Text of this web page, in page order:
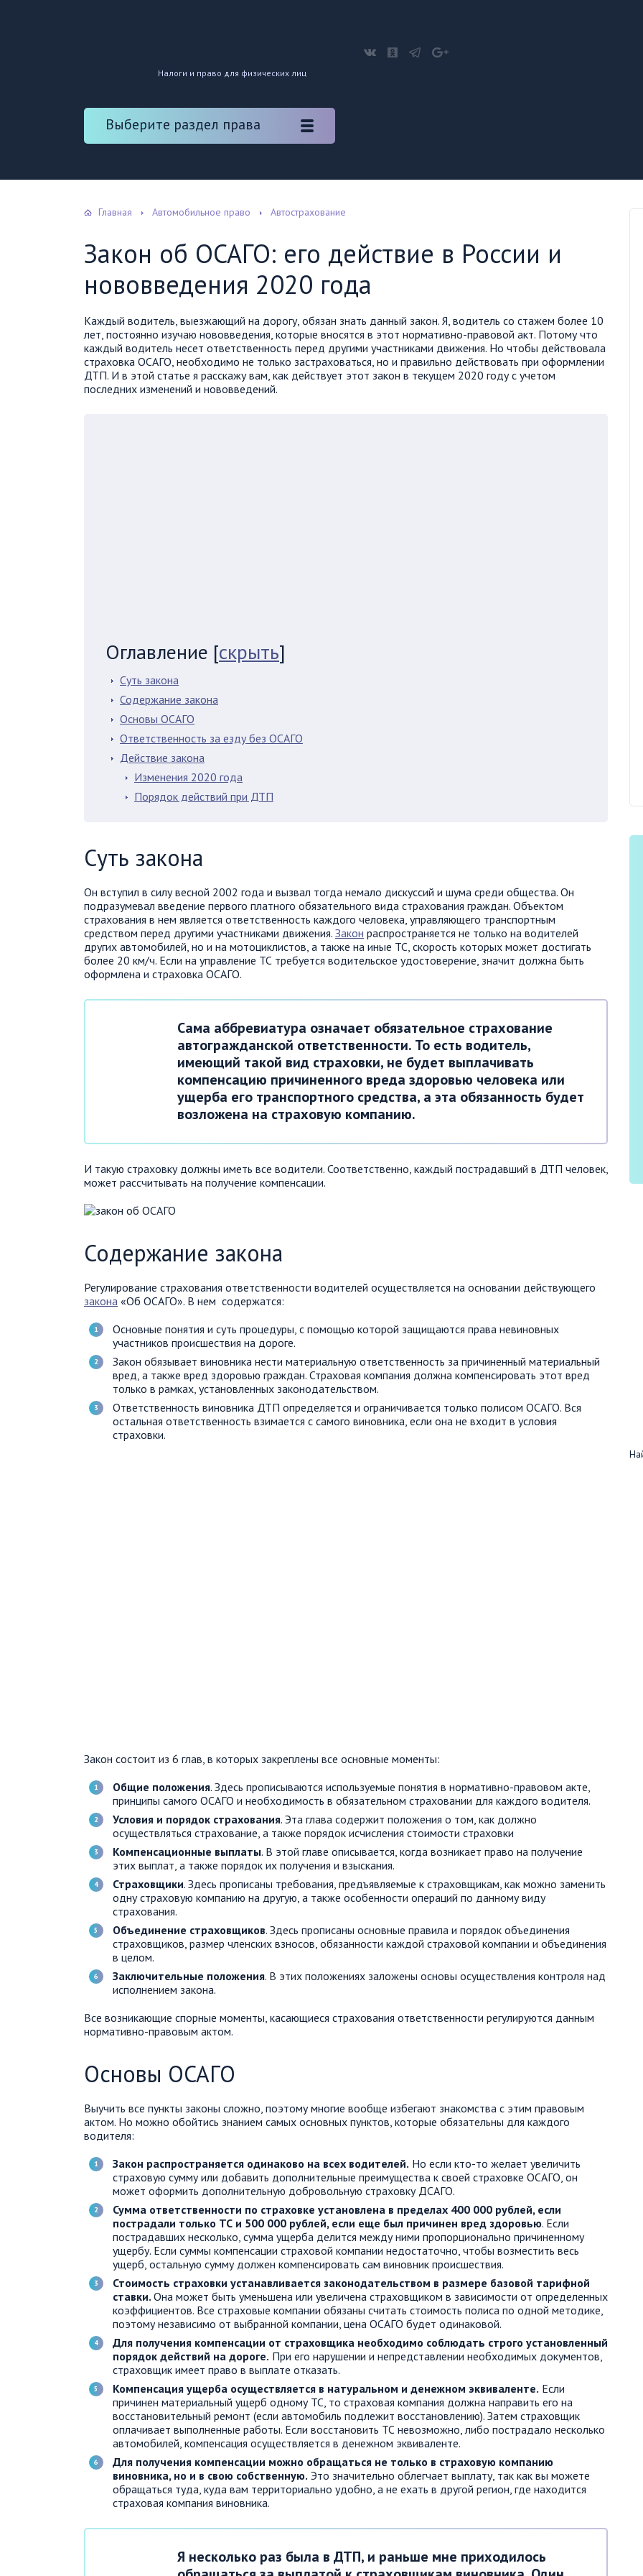
Налоги и право для физических лиц
Выберите раздел права
Главная Автомобильное право Автострахование
Закон об ОСАГО: его действие в России и
нововведения 2020 года
Каждый водитель, выезжающий на дорогу, обязан знать данный закон. Я, водитель со стажем более 10
лет, постоянно изучаю нововведения, которые вносятся в этот нормативно-правовой акт. Потому что
каждый водитель несет ответственность перед другими участниками движения. Но чтобы действовала
страховка ОСАГО, необходимо не только застраховаться, но и правильно действовать при оформлении
ДТП. И в этой статье я расскажу вам, как действует этот закон в текущем 2020 году с учетом
последних изменений и нововведений.
Оглавление [скрыть]
Суть закона
Содержание закона
Основы ОСАГО
Ответственность за езду без ОСАГО
Действие закона
Изменения 2020 года
Порядок действий при ДТП
Суть закона
Он вступил в силу весной 2002 года и вызвал тогда немало дискуссий и шума среди общества. Он
подразумевал введение первого платного обязательного вида страхования граждан. Объектом
страхования в нем является ответственность каждого человека, управляющего транспортным
средством перед другими участниками движения. Закон распространяется не только на водителей
других автомобилей, но и на мотоциклистов, а также на иные ТС, скорость которых может достигать
более 20 км/ч. Если на управление ТС требуется водительское удостоверение, значит должна быть
оформлена и страховка ОСАГО.
Сама аббревиатура означает обязательное страхование
автогражданской ответственности. То есть водитель,
имеющий такой вид страховки, не будет выплачивать
компенсацию причиненного вреда здоровью человека или
ущерба его транспортного средства, а эта обязанность будет
возложена на страховую компанию.
И такую страховку должны иметь все водители. Соответственно, каждый пострадавший в ДТП человек,
может рассчитывать на получение компенсации.
Содержание закона
Регулирование страхования ответственности водителей осуществляется на основании действующего
закона «Об ОСАГО». В нем содержатся:
Основные понятия и суть процедуры, с помощью которой защищаются права невиновных
участников происшествия на дороге.
Закон обязывает виновника нести материальную ответственность за причиненный материальный
вред, а также вред здоровью граждан. Страховая компания должна компенсировать этот вред
только в рамках, установленных законодательством.
Ответственность виновника ДТП определяется и ограничивается только полисом ОСАГО. Вся
остальная ответственность взимается с самого виновника, если она не входит в условия
страховки.
Закон состоит из 6 глав, в которых закреплены все основные моменты:
Общие положения. Здесь прописываются используемые понятия в нормативно-правовом акте,
принципы самого ОСАГО и необходимость в обязательном страховании для каждого водителя.
Условия и порядок страхования. Эта глава содержит положения о том, как должно
осуществляться страхование, а также порядок исчисления стоимости страховки
Компенсационные выплаты. В этой главе описывается, когда возникает право на получение
этих выплат, а также порядок их получения и взыскания.
Страховщики. Здесь прописаны требования, предъявляемые к страховщикам, как можно заменить
одну страховую компанию на другую, а также особенности операций по данному виду
страхования.
Объединение страховщиков. Здесь прописаны основные правила и порядок объединения
страховщиков, размер членских взносов, обязанности каждой страховой компании и объединения
в целом.
Заключительные положения. В этих положениях заложены основы осуществления контроля над
исполнением закона.
Все возникающие спорные моменты, касающиеся страхования ответственности регулируются данным
нормативно-правовым актом.
Основы ОСАГО
Выучить все пункты законы сложно, поэтому многие вообще избегают знакомства с этим правовым
актом. Но можно обойтись знанием самых основных пунктов, которые обязательны для каждого
водителя:
Закон распространяется одинаково на всех водителей. Но если кто-то желает увеличить
страховую сумму или добавить дополнительные преимущества к своей страховке ОСАГО, он
может оформить дополнительную добровольную страховку ДСАГО.
Сумма ответственности по страховке установлена в пределах 400 000 рублей, если
пострадали только ТС и 500 000 рублей, если еще был причинен вред здоровью. Если
пострадавших несколько, сумма ущерба делится между ними пропорционально причиненному
ущербу. Если суммы компенсации страховой компании недостаточно, чтобы возместить весь
ущерб, остальную сумму должен компенсировать сам виновник происшествия.
Стоимость страховки устанавливается законодательством в размере базовой тарифной
ставки. Она может быть уменьшена или увеличена страховщиком в зависимости от определенных
коэффициентов. Все страховые компании обязаны считать стоимость полиса по одной методике,
поэтому независимо от выбранной компании, цена ОСАГО будет одинаковой.
Для получения компенсации от страховщика необходимо соблюдать строго установленный
порядок действий на дороге. При его нарушении и непредставлении необходимых документов,
страховщик имеет право в выплате отказать.
Компенсация ущерба осуществляется в натуральном и денежном эквиваленте. Если
причинен материальный ущерб одному ТС, то страховая компания должна направить его на
восстановительный ремонт (если автомобиль подлежит восстановлению). Затем страховщик
оплачивает выполненные работы. Если восстановить ТС невозможно, либо пострадало несколько
автомобилей, компенсация осуществляется в денежном эквиваленте.
Для получения компенсации можно обращаться не только в страховую компанию
виновника, но и в свою собственную. Это значительно облегчает выплату, так как вы можете
обращаться туда, куда вам территориально удобно, а не ехать в другой регион, где находится
страховая компания виновника.
Я несколько раз была в ДТП, и раньше мне приходилось